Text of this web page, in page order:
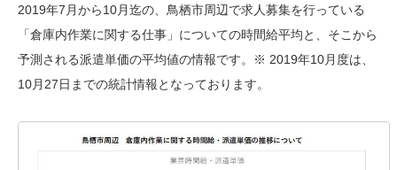
2019年7月から10月迄の、鳥栖市周辺で求人募集を行っている
「倉庫内作業に関する仕事」についての時間給平均と、そこから
予測される派遣単価の平均値の情報です。※ 2019年10月度は、
10月27日までの統計情報となっております。